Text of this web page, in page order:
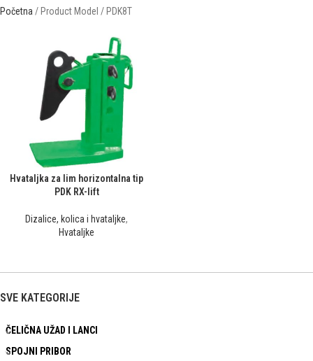
Početna Product Model PDK8T
Hvataljka za lim horizontalna tip
PDK RX-lift
Dizalice, kolica i hvataljke,
Hvataljke
SVE KATEGORIJE
ČELIČNA UŽAD I LANCI
SPOJNI PRIBOR